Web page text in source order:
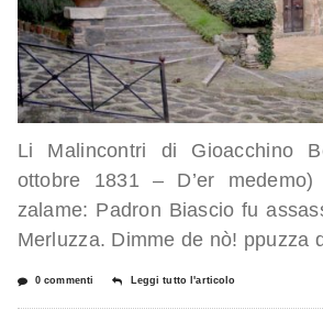
Li Malincontri di Gioacchino
ottobre 1831 – D’er
zalame: Padron Biascio fu
Merluzza. Dimme de nò! ppuzza
0 commenti Leggi tutto l'articolo